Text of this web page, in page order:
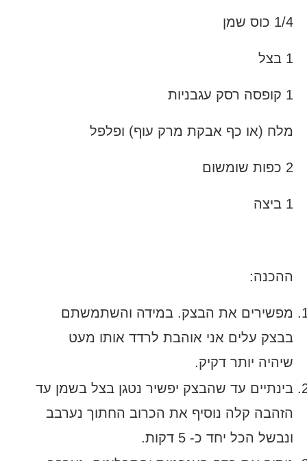
1/4 כוס שמן
1 בצל
1 קופסה רסק עגבניות
מלח (או כף אבקת מרק עוף) ופלפל
2 כפות שומשום
1 ביצה
ההכנה:
מפשירים את הבצק. במידה והשתמשתם
בבצק עלים אני אוהבת לרדד אותו מעט
שיהיה יותר דקיק.
בינתיים עד שהבצק יפשיר נטגן בצל בשמן עד
הזהבה קלה נוסיף את הכרוב החתוך נערבב
ונבשל הכל יחד כ- 5 דקות.